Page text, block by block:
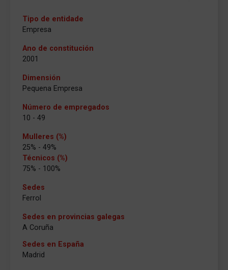
Tipo de entidade
Empresa
Ano de constitución
2001
Dimensión
Pequena Empresa
Número de empregados
10 - 49
Mulleres (%)
25% - 49%
Técnicos (%)
75% - 100%
Sedes
Ferrol
Sedes en provincias galegas
A Coruña
Sedes en España
Madrid